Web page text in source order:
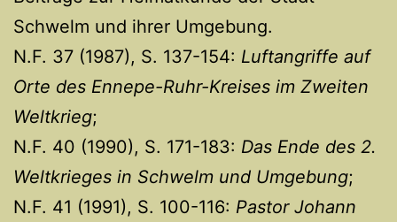
Schwelm und ihrer Umgebung.
N.F. 37 (1987), S. 137-154: Luftangriffe auf
Orte des Ennepe-Ruhr-Kreises im Zweiten
Weltkrieg;
N.F. 40 (1990), S. 171-183: Das Ende des 2.
Weltkrieges in Schwelm und Umgebung;
N.F. 41 (1991), S. 100-116: Pastor Johann